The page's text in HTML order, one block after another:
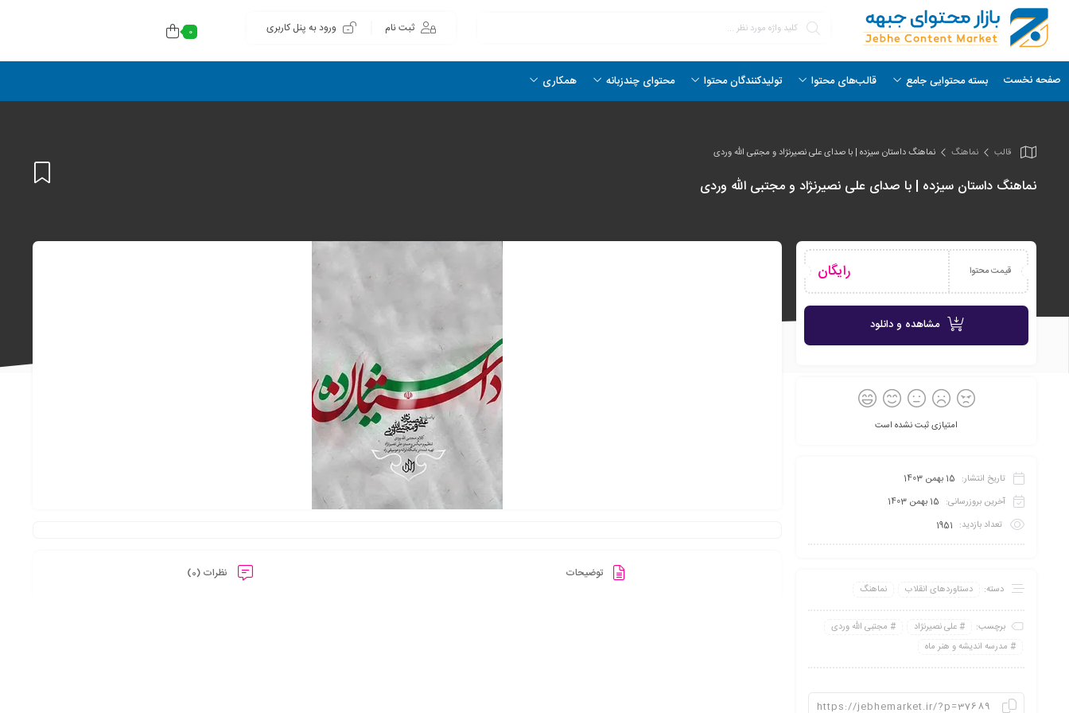
ثبت نام ورود به پنل کاربری 0
صفحه نخست بسته محتوایی جامع قالب‌های محتوا تولیدکنندگان محتوا محتوای چندزبانه همکاری
قالب نماهنگ نماهنگ داستان سیزده | با صدای علی نصیرنژاد و مجتبی الله وردی
نماهنگ داستان سیزده | با صدای علی نصیرنژاد و مجتبی الله وردی
توضیحات نظرات (0)
قیمت محتوا رایگان
مشاهده و دانلود
امتیازی ثبت نشده است
تاریخ انتشار: 15 بهمن 1403
آخرین بروزرسانی: 15 بهمن 1403
تعداد بازدید: 1951
دسته: دستاوردهای انقلاب نماهنگ
برچسب: علی نصیرنژاد
مجتبی الله وردی
مدرسه اندیشه و هنر ماه